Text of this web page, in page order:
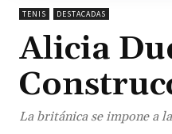
TENIS DESTACADAS
Alicia
La británica se impone a